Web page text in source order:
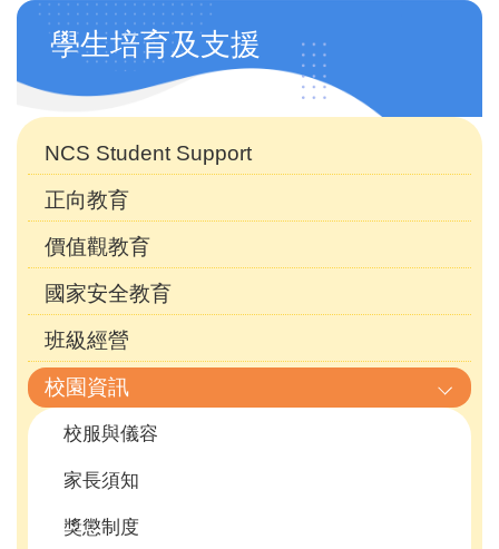
Main
navigation
(自
訂)
學生培育及支援
NCS Student Support
正向教育
價值觀教育
國家安全教育
班級經營
校園資訊
校服與儀容
家長須知
獎懲制度